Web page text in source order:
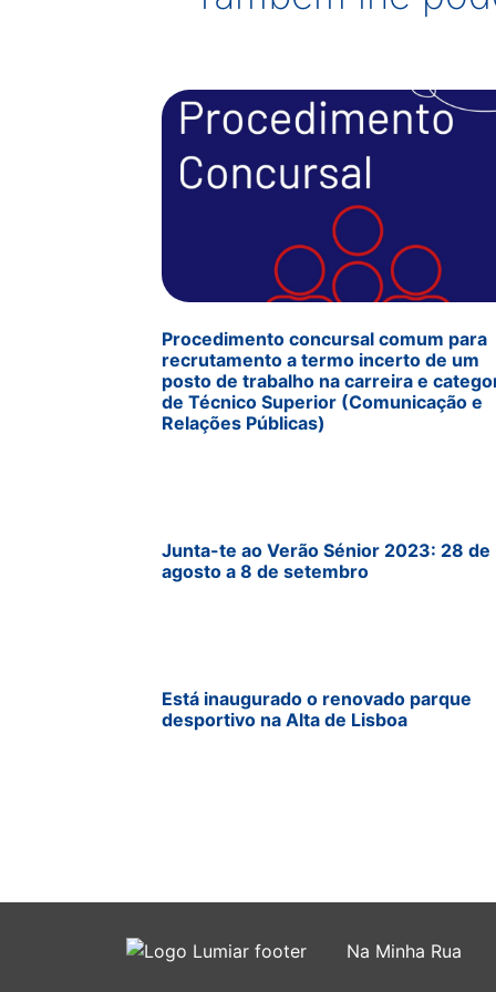
Procedimento concursal comum para
recrutamento a termo incerto de um
posto de trabalho na carreira e
de Técnico Superior (Comunicação e
Relações Públicas)
Junta-te ao Verão Sénior 2023: 28 de
agosto a 8 de setembro
Está inaugurado o renovado parque
desportivo na Alta de Lisboa
Na Minha Rua